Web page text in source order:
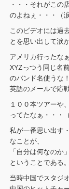
・・・それがこの
のよねぇ・・・（涙
このビデオには過
とを思い出して涙
アメリカ行ったな
XYZっつう同じ名
のバンド名使うな
英語のメールで応
１００本ツアーや
ってたなぁ・・・（
私が一番思い出す
なことが、
「自分は何なのか」
ということである。
当時中国でスタジ